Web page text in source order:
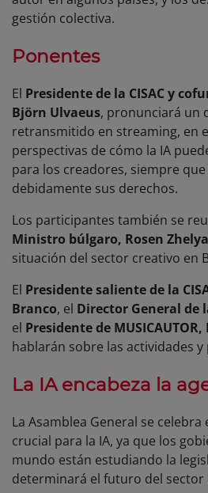
gestión colectiva.
Ponentes
El Presidente de la CISAC y
Björn Ulvaeus, pronunciará un
retransmitido en streaming, en
perspectivas de cómo la IA
para los creadores, siempre
debidamente sus derechos.
Los participantes también se
Ministro búlgaro, Rosen
situación del sector creativo en
El Presidente saliente de la
Branco, el Director General de
el Presidente de
hablarán sobre las actividades
La IA encabeza la
La Asamblea General se
crucial para la IA, ya que los
mundo están estudiando la
determinará el futuro del sector